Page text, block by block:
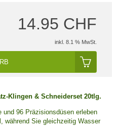
14.95 CHF
inkl. 8.1 % MwSt.
Klingen & Schneiderset 20tlg.
und 96 Präzisionsdüsen erleben
während Sie gleichzeitig Wasser